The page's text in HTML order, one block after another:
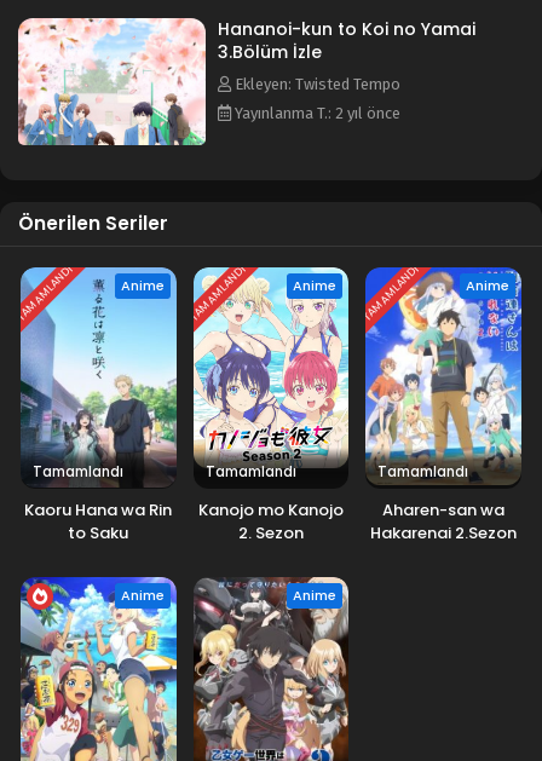
Hananoi-kun to Koi no Yamai
3.Bölüm İzle
Ekleyen: Twisted Tempo
Yayınlanma T.: 2 yıl önce
Önerilen Seriler
TAMAMLANDI Anime
Tamamlandı
Kaoru Hana wa Rin
to Saku
TAMAMLANDI Anime
Tamamlandı
Kanojo mo Kanojo
2. Sezon
TAMAMLANDI Anime
Tamamlandı
Aharen-san wa
Hakarenai 2.Sezon
Anime Anime